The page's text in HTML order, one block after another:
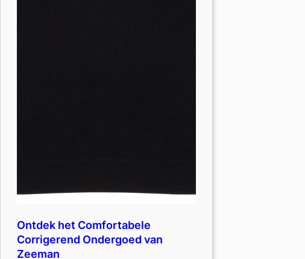
Ontdek het Comfortabele
Corrigerend Ondergoed van
Zeeman